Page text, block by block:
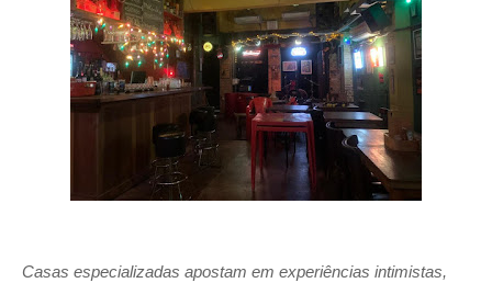
Casas especializadas apostam em experiências intimistas,